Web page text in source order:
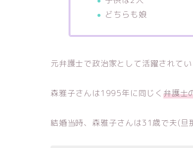
どちらも娘
元弁護士で政治家として活躍されてい
森雅子さんは1995年に同じく 弁護士
結婚当時、森雅子さんは31歳で夫(旦